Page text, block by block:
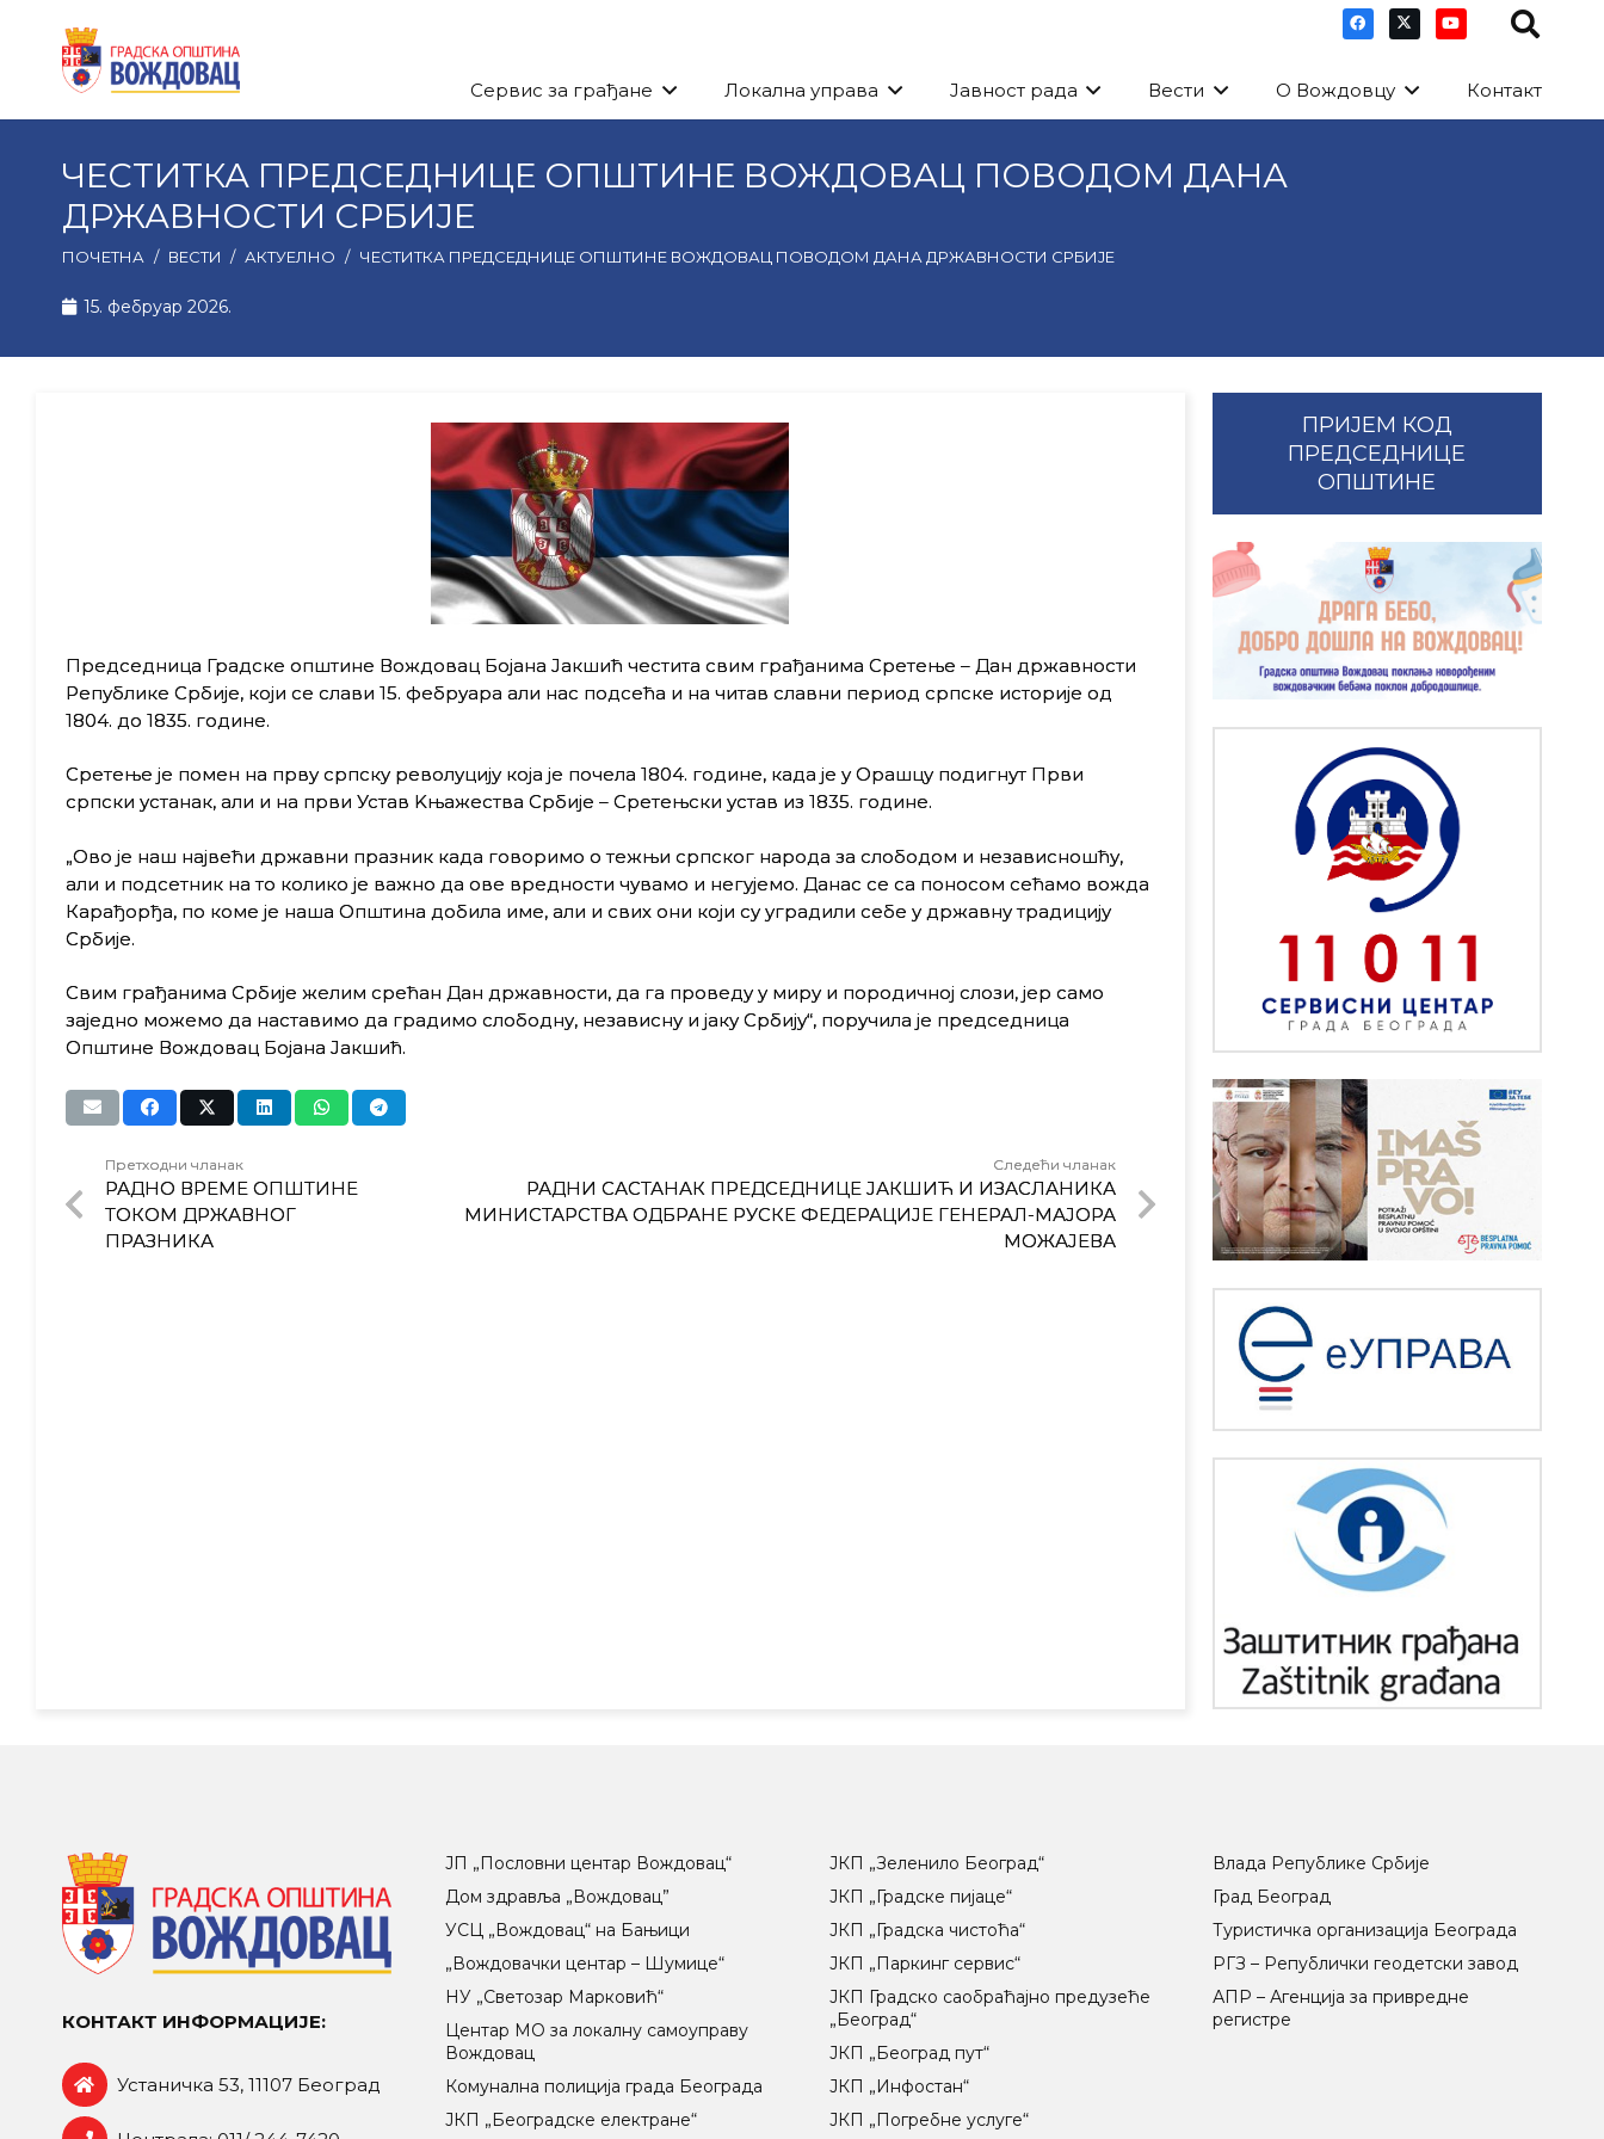
Сервис за грађане Локална управа Јавност рада Вести О Вождовцу Контакт
ЧЕСТИТКА ПРЕДСЕДНИЦЕ ОПШТИНЕ ВОЖДОВАЦ ПОВОДОМ ДАНА
ДРЖАВНОСТИ СРБИЈЕ
ПОЧЕТНА / ВЕСТИ / АКТУЕЛНО / ЧЕСТИТКА ПРЕДСЕДНИЦЕ ОПШТИНЕ ВОЖДОВАЦ ПОВОДОМ ДАНА ДРЖАВНОСТИ СРБИЈЕ
15. фебруар 2026.
Председница Градске општине Вождовац Бојана Јакшић честита свим грађанима Сретење – Дан државности
Републике Србије, који се слави 15. фебруара али нас подсећа и на читав славни период српске историје од
1804. до 1835. године.
Сретење је помен на прву српску револуцију која је почела 1804. године, када је у Орашцу подигнут Први
српски устанак, али и на први Устав Kњажества Србије – Сретењски устав из 1835. године.
„Ово је наш највећи државни празник када говоримо о тежњи српског народа за слободом и независношћу,
али и подсетник на то колико је важно да ове вредности чувамо и негујемо. Данас се са поносом сећамо вожда
Карађорђа, по коме је наша Општина добила име, али и свих они који су уградили себе у државну традицију
Србије.
Свим грађанима Србије желим срећан Дан државности, да га проведу у миру и породичној слози, јер само
заједно можемо да наставимо да градимо слободну, независну и јаку Србију“, поручила је председница
Општине Вождовац Бојана Јакшић.
Претходни чланак
РАДНО ВРЕМЕ ОПШТИНЕ
ТОКОМ ДРЖАВНОГ
ПРАЗНИКА
Следећи чланак
РАДНИ САСТАНАК ПРЕДСЕДНИЦЕ ЈАКШИЋ И ИЗАСЛАНИКА
МИНИСТАРСТВА ОДБРАНЕ РУСКЕ ФЕДЕРАЦИЈЕ ГЕНЕРАЛ-МАЈОРА
МОЖАЈЕВА
ПРИЈЕМ КОД
ПРЕДСЕДНИЦЕ
ОПШТИНЕ
КОНТАКТ ИНФОРМАЦИЈЕ:
Устаничка 53, 11107 Београд
ЈП „Пословни центар Вождовац“
Дом здравља „Вождовац”
УСЦ „Вождовац“ на Бањици
„Вождовачки центар – Шумице“
НУ „Светозар Марковић“
Центар МO за локалну самоуправу
Вождовац
Комунална полиција града Београда
ЈКП „Београдске електране“
ЈКП „Зеленило Београд“
ЈКП „Градске пијаце“
ЈКП „Градска чистоћа“
ЈКП „Паркинг сервис“
ЈКП Градско саобраћајно предузеће
„Београд“
ЈКП „Београд пут“
ЈКП „Инфостан“
ЈКП „Погребне услуге“
Влада Републике Србије
Град Београд
Туристичка организација Београда
РГЗ – Републички геодетски завод
АПР – Агенција за привредне
регистре